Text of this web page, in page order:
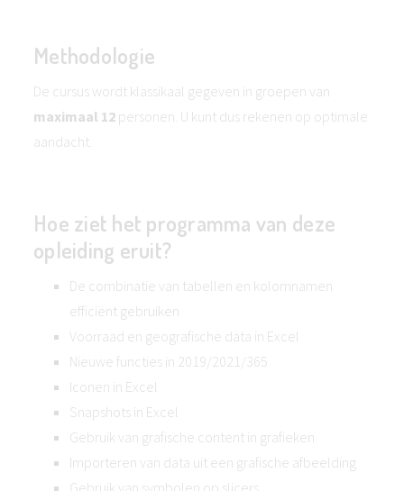
Methodologie
De cursus wordt klassikaal gegeven in groepen van
maximaal 12 personen. U kunt dus rekenen op optimale
aandacht.
Hoe ziet het programma van deze
opleiding eruit?
De combinatie van tabellen en kolomnamen
efficiënt gebruiken
Voorraad en geografische data in Excel
Nieuwe functies in 2019/2021/365
Iconen in Excel
Snapshots in Excel
Gebruik van grafische content in grafieken
Importeren van data uit een grafische afbeelding
Gebruik van symbolen op slicers